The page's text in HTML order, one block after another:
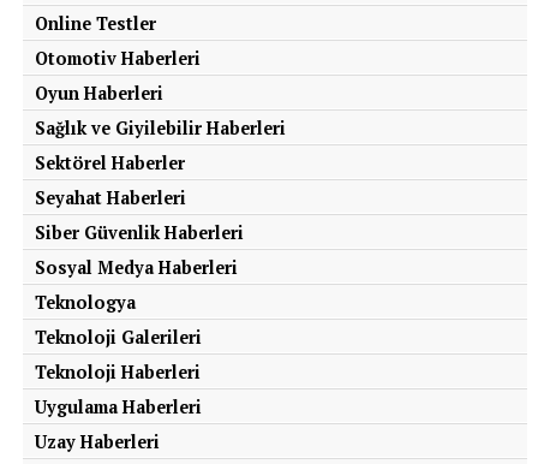
Online Testler
Otomotiv Haberleri
Oyun Haberleri
Sağlık ve Giyilebilir Haberleri
Sektörel Haberler
Seyahat Haberleri
Siber Güvenlik Haberleri
Sosyal Medya Haberleri
Teknologya
Teknoloji Galerileri
Teknoloji Haberleri
Uygulama Haberleri
Uzay Haberleri